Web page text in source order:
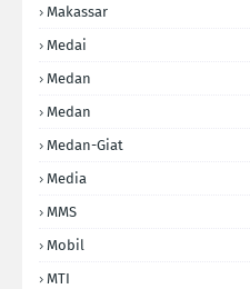
Makassar
Medai
Medan
Medan
Medan-Giat
Media
MMS
Mobil
MTI